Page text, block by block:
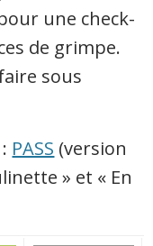
une check-
de grimpe.
sous
PASS (version
» et « En